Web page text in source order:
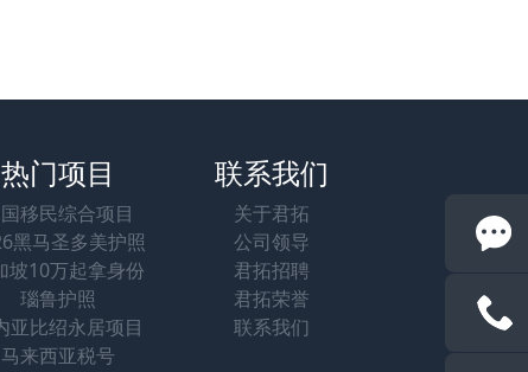
热门项目
移民综合项目
黑马圣多美护照
坡10万起拿身份
瑙鲁护照
亚比绍永居项目
马来西亚税号
联系我们
关于君拓
公司领导
君拓招聘
君拓荣誉
联系我们